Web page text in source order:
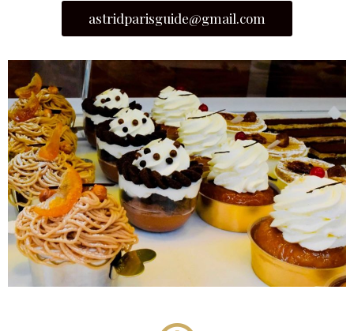
astridparisguide@gmail.com